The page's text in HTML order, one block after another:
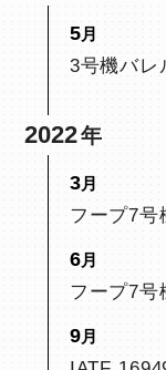
5
3号機バレ
2022
3
フープ7号
6
フープ7号
9